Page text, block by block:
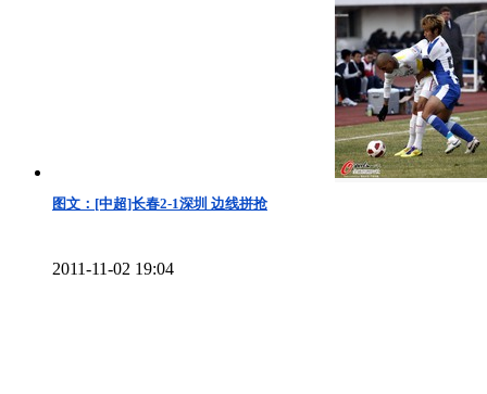
图文：[中超]长春2-1深圳 边线拼抢
2011-11-02 19:04